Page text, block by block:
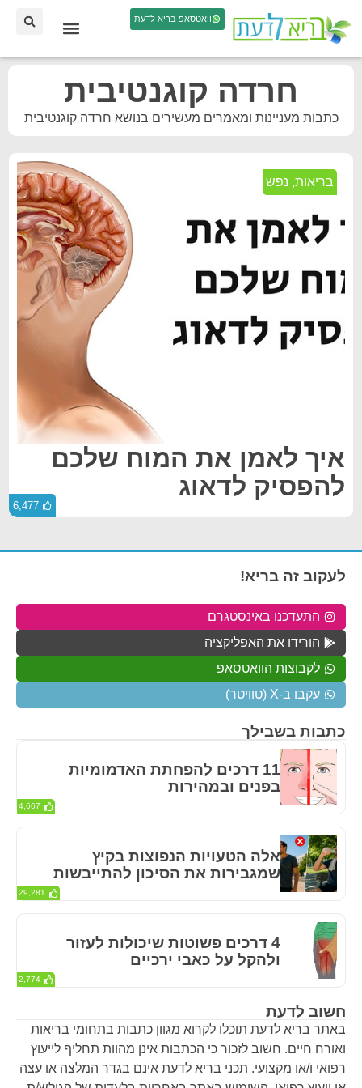
וואטסאפ בריא לדעת
חרדה קוגנטיבית
כתבות מעניינות ומאמרים מעשירים בנושא חרדה קוגנטיבית
בריאות, נפש
איך לאמן את המוח שלכם
להפסיק לדאוג
6,477
חשוב לדעת
באתר בריא לדעת תוכלו לקרוא מגוון כתבות בתחומי בריאות
ואורח חיים. חשוב לזכור כי הכתבות אינן מהוות תחליף לייעוץ
רפואי ו/או מקצועי. תכני בריא לדעת אינם בגדר המלצה או עצה
כתבות בשבילך
11 דרכים להפחתת האדמומיות
בפנים ובמהירות
4,667
אלה הטעויות הנפוצות בקיץ
שמגבירות את הסיכון להתייבשות
29,281
4 דרכים פשוטות שיכולות לעזור
ולהקל על כאבי ירכיים
2,774
לעקוב זה בריא!
התעדכנו באינסטגרם
הורידו את האפליקציה
לקבוצות הוואטסאפ
עקבו ב-X (טוויטר)